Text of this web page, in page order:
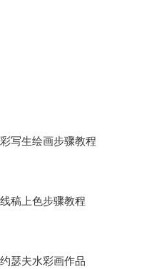
写生绘画步骤教程
稿上色步骤教程
瑟夫水彩画作品